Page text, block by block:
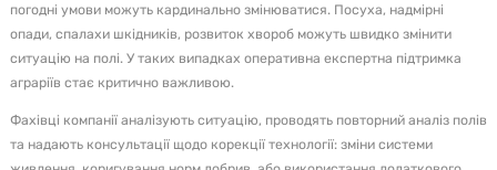
погодні умови можуть кардинально змінюватися. Посуха, надмірні
опади, спалахи шкідників, розвиток хвороб можуть швидко змінити
ситуацію на полі. У таких випадках оперативна експертна підтримка
аграріїв стає критично важливою.
Фахівці компанії аналізують ситуацію, проводять повторний аналіз полів
та надають консультації щодо корекції технології: зміни системи